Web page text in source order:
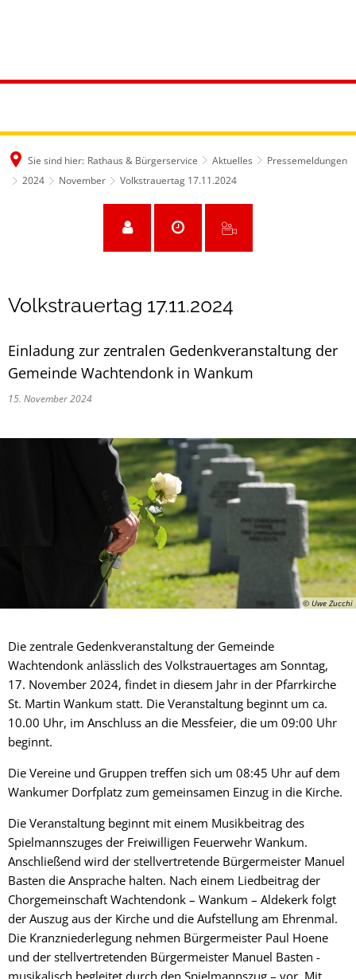
Sie sind hier: Rathaus & Bürgerservice Aktuelles
Pressemeldungen
2024
November Volkstrauertag 17.11.2024
Volkstrauertag 17.11.2024
Einladung zur zentralen Gedenkveranstaltung der
Gemeinde Wachtendonk in Wankum
15. November 2024
© Uwe Zucchi
Die zentrale Gedenkveranstaltung der Gemeinde
Wachtendonk anlässlich des Volkstrauertages am Sonntag,
17. November 2024, findet in diesem Jahr in der Pfarrkirche
St. Martin Wankum statt. Die Veranstaltung beginnt um ca.
10.00 Uhr, im Anschluss an die Messfeier, die um 09:00 Uhr
beginnt.
Die Vereine und Gruppen treffen sich um 08:45 Uhr auf dem
Wankumer Dorfplatz zum gemeinsamen Einzug in die Kirche.
Die Veranstaltung beginnt mit einem Musikbeitrag des
Spielmannszuges der Freiwilligen Feuerwehr Wankum.
Anschließend wird der stellvertretende Bürgermeister Manuel
Basten die Ansprache halten. Nach einem Liedbeitrag der
Chorgemeinschaft Wachtendonk – Wankum – Aldekerk folgt
der Auszug aus der Kirche und die Aufstellung am Ehrenmal.
Die Kranzniederlegung nehmen Bürgermeister Paul Hoene
und der stellvertretenden Bürgermeister Manuel Basten -
musikalisch begleitet durch den Spielmannszug – vor. Mit